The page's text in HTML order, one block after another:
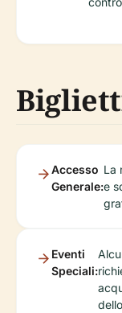
Accesso
Generale:
La
e
Eventi
Speciali: